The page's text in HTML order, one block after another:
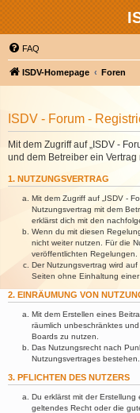
FAQ
ISDV-Homepage Foren
ISDV - Forum -
Mit dem Zugriff auf „ISDV -
und dem Betreiber ein
1. NUTZUNGSVERTRAG
Mit dem Zugriff auf „ISDV -
Nutzungsvertrag mit dem
erklärst dich mit den
Wenn du mit diesen
nicht weiter nutzen. Für die
veröffentlichten Regelungen.
Der Nutzungsvertrag wird
Seiten ohne Einhaltung
2. EINRÄUMUNG VON
Mit dem Erstellen eines
räumlich unbeschränktes
Boards zu nutzen.
Das Nutzungsrecht nach
Nutzungsvertrages bestehen.
3. PFLICHTEN DES NUTZERS
Du erklärst mit der
geltendes Recht oder die